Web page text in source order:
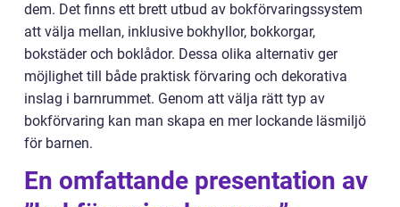
dem. Det finns ett brett utbud av bokförvaringssystem
att välja mellan, inklusive bokhyllor, bokkorgar,
bokstäder och boklådor. Dessa olika alternativ ger
möjlighet till både praktisk förvaring och dekorativa
inslag i barnrummet. Genom att välja rätt typ av
bokförvaring kan man skapa en mer lockande läsmiljö
för barnen.
En omfattande presentation av